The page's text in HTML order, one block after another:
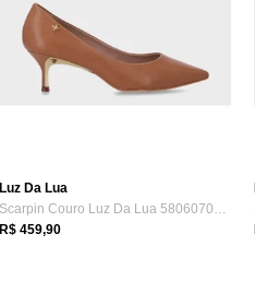
Luz Da Lua
Scarpin Couro Luz Da Lua 58060700 Luz Da...
R$ 459,90